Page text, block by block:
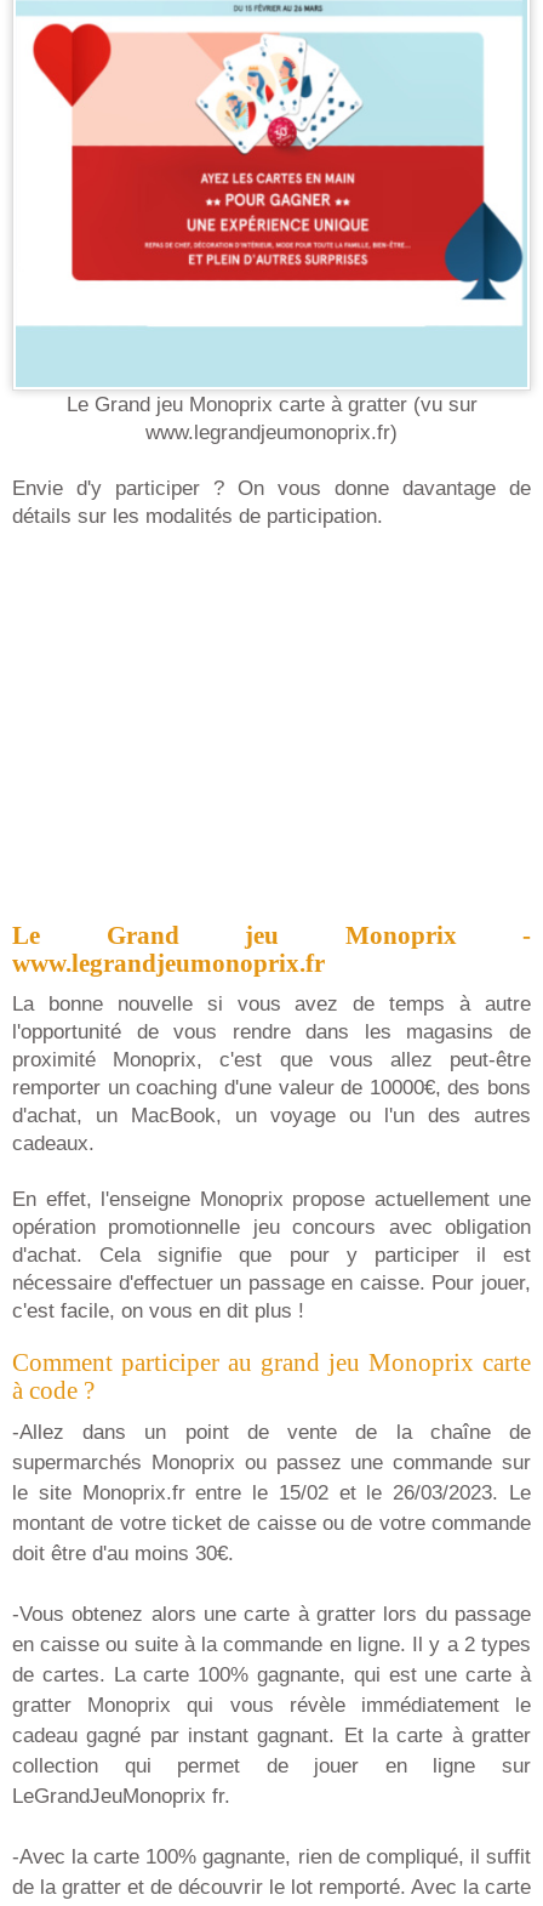
Le Grand jeu Monoprix carte à gratter (vu sur
www.legrandjeumonoprix.fr)
Envie d'y participer ? On vous donne davantage de
détails sur les modalités de participation.
Le Grand jeu Monoprix -
www.legrandjeumonoprix.fr
La bonne nouvelle si vous avez de temps à autre
l'opportunité de vous rendre dans les magasins de
proximité Monoprix, c'est que vous allez peut-être
remporter un coaching d'une valeur de 10000€, des bons
d'achat, un MacBook, un voyage ou l'un des autres
cadeaux.
En effet, l'enseigne Monoprix propose actuellement une
opération promotionnelle jeu concours avec obligation
d'achat. Cela signifie que pour y participer il est
nécessaire d'effectuer un passage en caisse. Pour jouer,
c'est facile, on vous en dit plus !
Comment participer au grand jeu Monoprix carte
à code ?
-Allez dans un point de vente de la chaîne de
supermarchés Monoprix ou passez une commande sur
le site Monoprix.fr entre le 15/02 et le 26/03/2023. Le
montant de votre ticket de caisse ou de votre commande
doit être d'au moins 30€.
-Vous obtenez alors une carte à gratter lors du passage
en caisse ou suite à la commande en ligne. Il y a 2 types
de cartes. La carte 100% gagnante, qui est une carte à
gratter Monoprix qui vous révèle immédiatement le
cadeau gagné par instant gagnant. Et la carte à gratter
collection qui permet de jouer en ligne sur
LeGrandJeuMonoprix fr.
-Avec la carte 100% gagnante, rien de compliqué, il suffit
de la gratter et de découvrir le lot remporté. Avec la carte